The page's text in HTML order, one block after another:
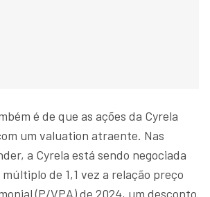
é de que as ações da Cyrela
um valuation atraente. Nas
a Cyrela está sendo negociada
de 1,1 vez a relação preço
(P/VPA) de 2024, um desconto